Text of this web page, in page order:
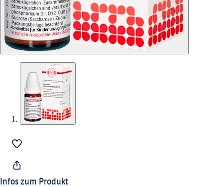
Infos zum Produkt